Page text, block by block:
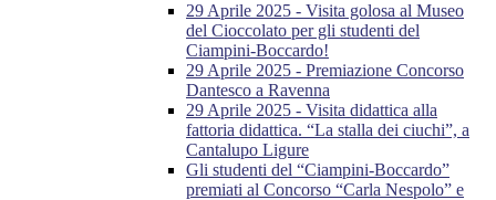
29 Aprile 2025 - Visita golosa al Museo
del Cioccolato per gli studenti del
Ciampini-Boccardo!
29 Aprile 2025 - Premiazione Concorso
Dantesco a Ravenna
29 Aprile 2025 - Visita didattica alla
fattoria didattica. “La stalla dei ciuchi”, a
Cantalupo Ligure
Gli studenti del “Ciampini-Boccardo”
premiati al Concorso “Carla Nespolo” e